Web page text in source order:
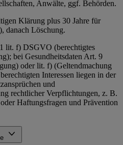
Anwälte, ggf. Behörden.
Klärung plus 30 Jahre für
danach Löschung.
lit. f) DSGVO (berechtigtes
bei Gesundheitsdaten Art. 9
oder lit. f) (Geltendmachung
Interessen liegen in der
und
rechtlicher Verpflichtungen, z. B.
Haftungsfragen und Prävention